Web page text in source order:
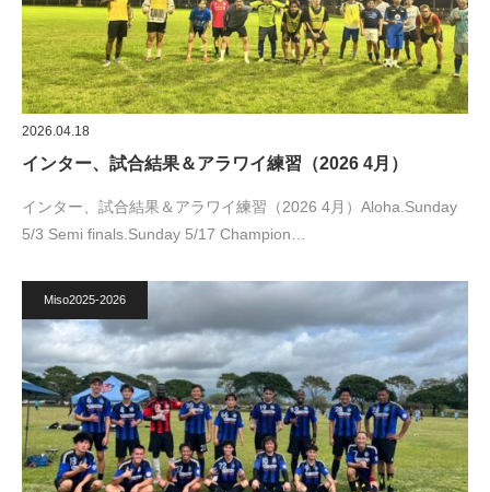
2026.04.18
インター、試合結果＆アラワイ練習（2026 4月）
インター、試合結果＆アラワイ練習（2026 4月）Aloha.Sunday
5/3 Semi finals.Sunday 5/17 Champion…
Miso2025-2026